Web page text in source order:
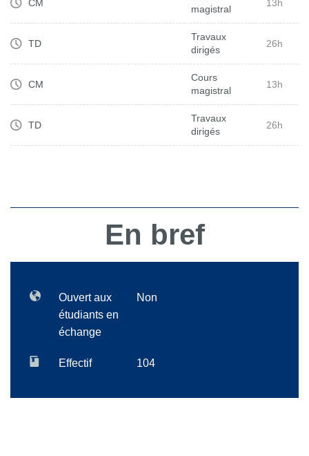
CM
magistral
13h
TD
Travaux
dirigés
26h
CM
Cours
magistral
13h
TD
Travaux
dirigés
26h
En bref
Ouvert aux
étudiants en
échange
Non
Effectif 104